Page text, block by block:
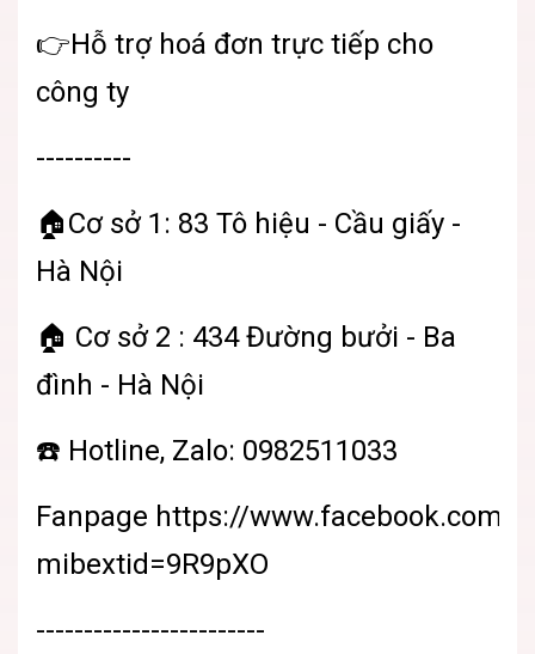
👉Hỗ trợ hoá đơn trực tiếp cho
công ty
----------
🏠Cơ sở 1: 83 Tô hiệu - Cầu giấy -
Hà Nội
🏠 Cơ sở 2 : 434 Đường bưởi - Ba
đình - Hà Nội
☎️ Hotline, Zalo: 0982511033
Fanpage https://www.facebook.com/
mibextid=9R9pXO
------------------------